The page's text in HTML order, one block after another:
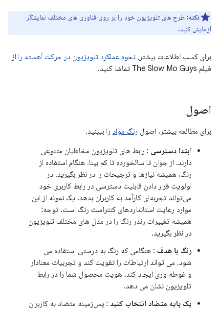
نکته: طرح های تلویزیون خود را بر روی فناوری های مختلف نمایشگر
آزمایش کنید.
برای کسب اطلاعات بیشتر، نحوه عملکرد تلویزیون در حرکت آهسته را از
فیلم The Slow Mo Guys تماشا کنید.
اصول
برای مطالعه بیشتر، اصول رنگ مواد را ببینید.
ابتدا دسترسی : رابط های تلویزیون مخاطبان متنوعی
دارند. از جوان تا سالخورده تا کم بینا. هنگام استفاده از
رنگ، همیشه نیازها و ترجیحات را در نظر بگیرید. در
اولویت قرار دادن قابلیت دسترسی در رابط کاربری خود
می‌تواند تجربه‌ای کارآمد به کاربران بدهد. یک نمونه از این
موارد رعایت استانداردهای کنتراست رنگ است. توجه:
همیشه تغییرات رندر رنگ را در مدل های مختلف تلویزیون
در نظر بگیرید.
رنگ با هدف : هنگامی که رنگ به درستی استفاده می
شود، می تواند ارتباطات را تقویت کند و تجربیات معنادار
و غوطه وری ایجاد کند. هویت محصول شما را در رابط
تلویزیون نشان می دهد.
یک پایه متضاد انتخاب کنید : پس‌زمینه متضاد به کاربران